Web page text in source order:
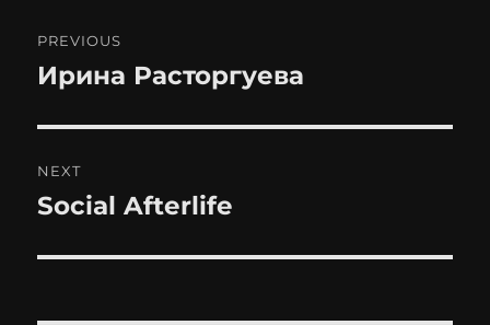
navigation
PREVIOUS
Previous
Ирина Расторгуева
NEXT
Next
Social Afterlife